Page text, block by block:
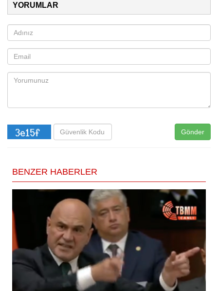
YORUMLAR
Gönder
BENZER HABERLER